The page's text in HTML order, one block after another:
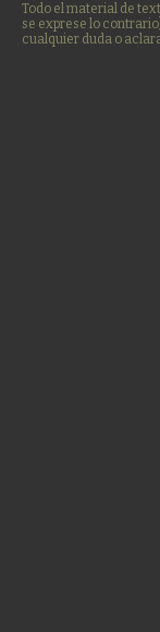
Todo el material de
se exprese lo
cualquier duda o